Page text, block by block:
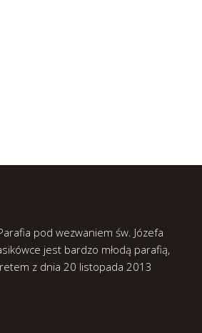
pod wezwaniem św. Józefa
jest bardzo młodą parafią,
z dnia 20 listopada 2013